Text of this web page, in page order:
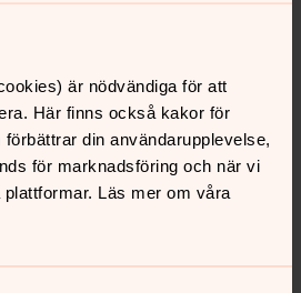
är nödvändiga för att
Här finns också kakor för
din användarupplevelse,
för marknadsföring och när vi
Läs mer om våra
framförallt om Sjömanskyrkan.
finns där poddar finns,
i samarbete med Svenska